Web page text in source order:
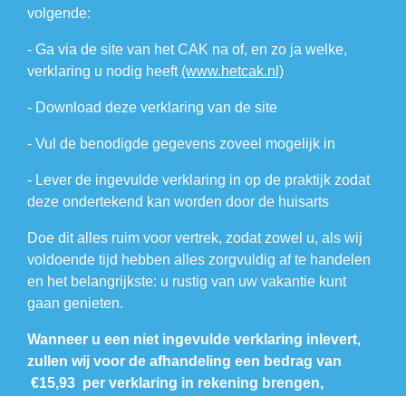
volgende:
- Ga via de site van het CAK na of, en zo ja welke,
verklaring u nodig heeft (www.hetcak.nl)
- Download deze verklaring van de site
- Vul de benodigde gegevens zoveel mogelijk in
- Lever de ingevulde verklaring in op de praktijk zodat
deze ondertekend kan worden door de huisarts
Doe dit alles ruim voor vertrek, zodat zowel u, als wij
voldoende tijd hebben alles zorgvuldig af te handelen
en het belangrijkste: u rustig van uw vakantie kunt
gaan genieten.
Wanneer u een niet ingevulde verklaring inlevert,
zullen wij voor de afhandeling een bedrag van
€15,93 per verklaring in rekening brengen,